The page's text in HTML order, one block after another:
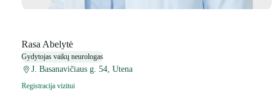
Rasa Abelytė
Gydytojas vaikų neurologas
J. Basanavičiaus g. 54, Utena
Registracija vizitui